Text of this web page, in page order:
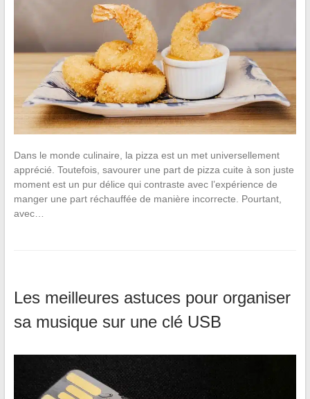
Dans le monde culinaire, la pizza est un met universellement
apprécié. Toutefois, savourer une part de pizza cuite à son juste
moment est un pur délice qui contraste avec l’expérience de
manger une part réchauffée de manière incorrecte. Pourtant,
avec…
Les meilleures astuces pour organiser
sa musique sur une clé USB